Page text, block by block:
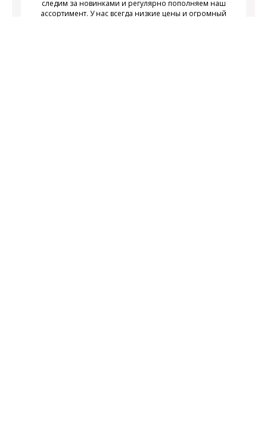
следим за новинками и регулярно пополняем наш
ассортимент. У нас всегда низкие цены и огромный